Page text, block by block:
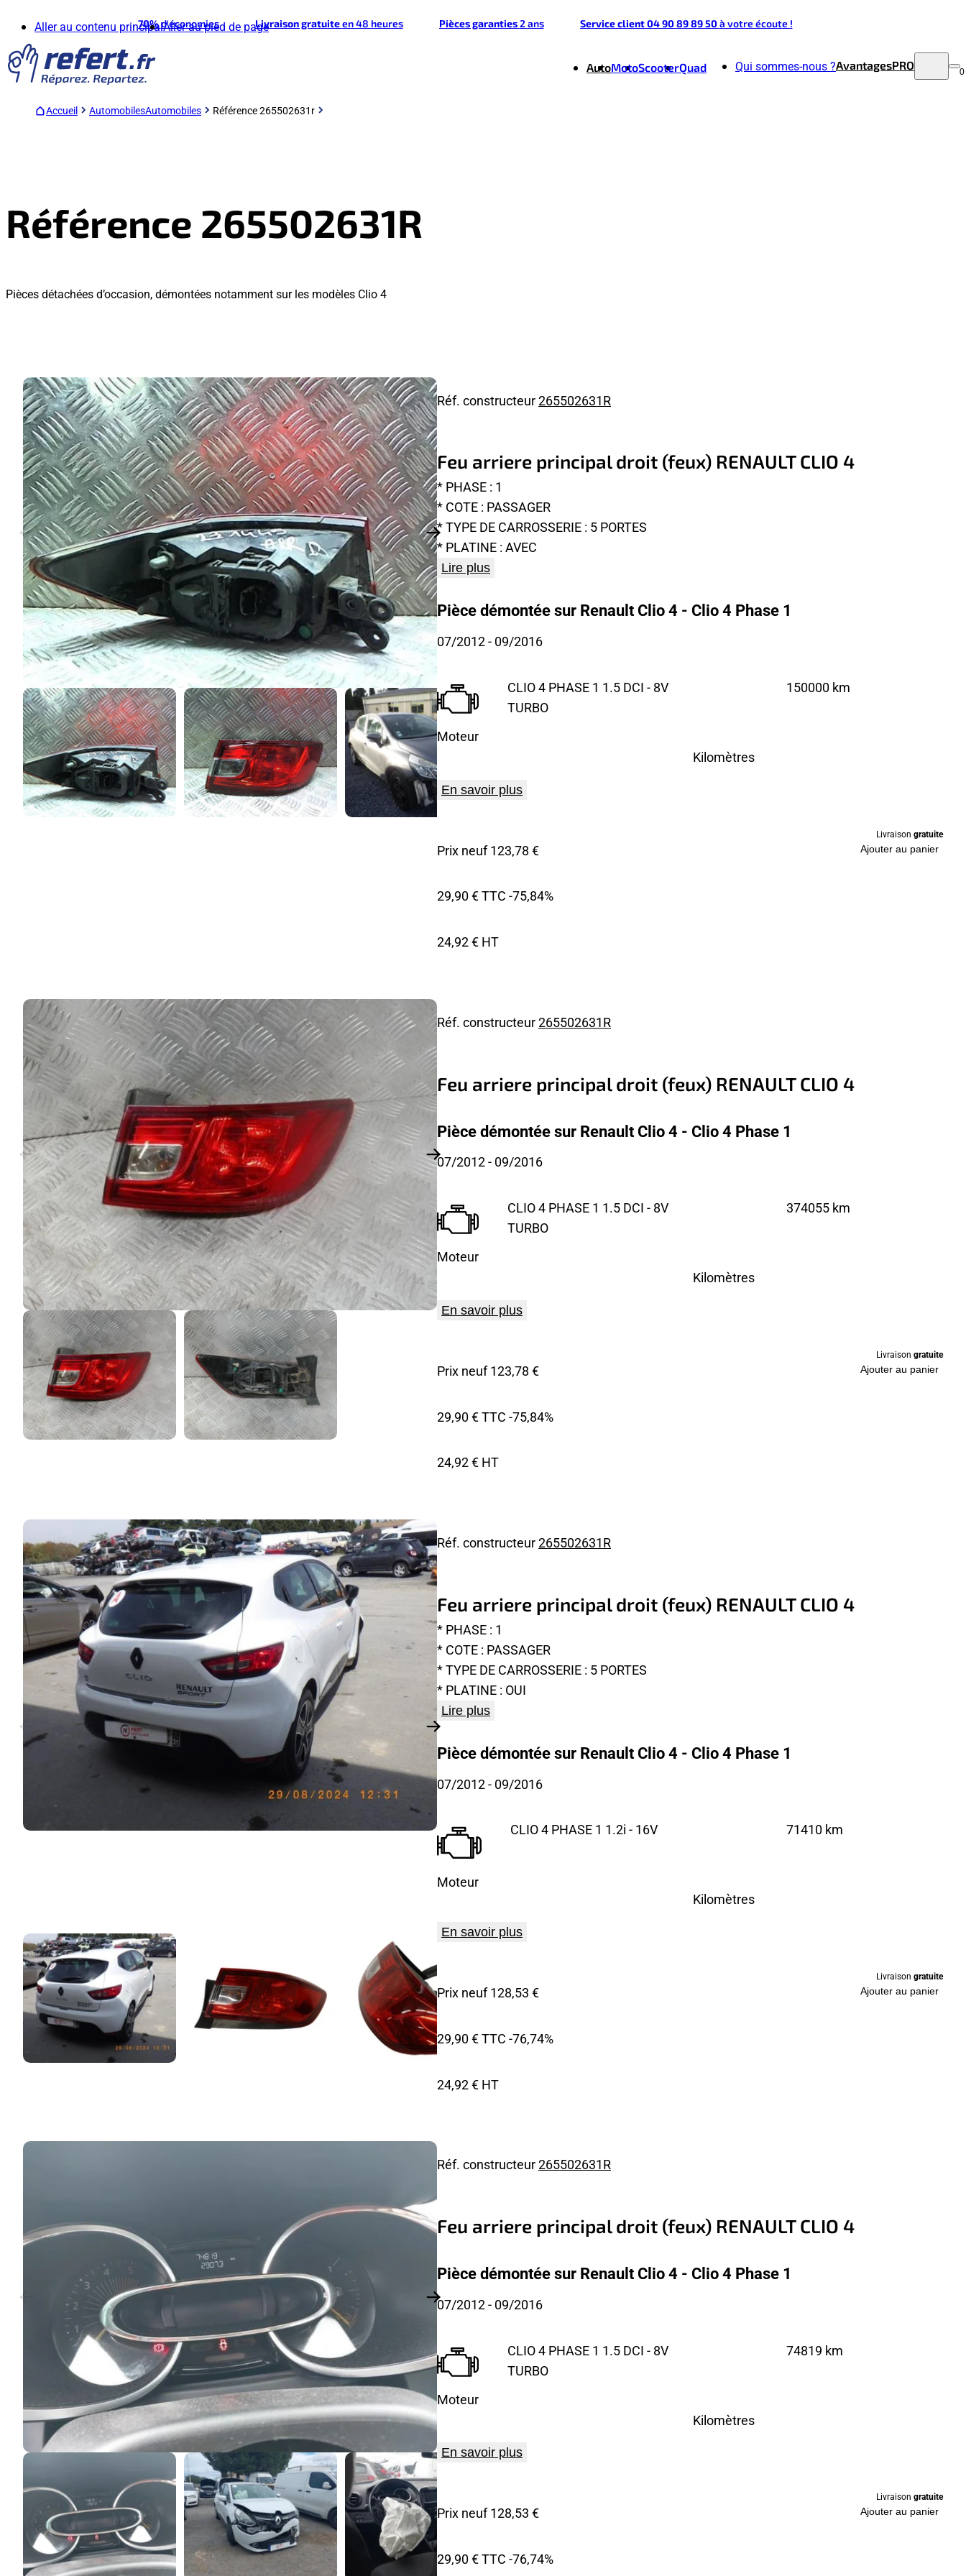
Aller au contenu principalAller au pied de page
70%d'économies Livraison gratuiteen 48 heures Pièces garanties2 ans Service client 04 90 89 89 50à votre écoute !
AutoMotoScooterQuad Qui sommes-nous ?AvantagesPRO 0
Accueil AutomobilesAutomobiles Référence 265502631r
Référence 265502631R
Pièces détachées d’occasion, démontées notamment sur les modèles Clio 4
Réf. constructeur265502631R
Feu arriere principal droit (feux) RENAULT CLIO 4
* PHASE : 1
* COTE : PASSAGER
* TYPE DE CARROSSERIE : 5 PORTES
* PLATINE : AVEC
Lire plus
Pièce démontée sur Renault Clio 4 - Clio 4 Phase 1
07/2012- 09/2016
Moteur
CLIO 4 PHASE 1 1.5 DCI - 8V
TURBO
Kilomètres
150000 km
En savoir plus
Prix neuf 123,78 €
29,90 € TTC -75,84%
24,92 € HT
Livraison gratuite
Ajouter au panier
Réf. constructeur265502631R
Feu arriere principal droit (feux) RENAULT CLIO 4
Pièce démontée sur Renault Clio 4 - Clio 4 Phase 1
07/2012- 09/2016
Moteur
CLIO 4 PHASE 1 1.5 DCI - 8V
TURBO
Kilomètres
374055 km
En savoir plus
Prix neuf 123,78 €
29,90 € TTC -75,84%
24,92 € HT
Livraison gratuite
Ajouter au panier
Réf. constructeur265502631R
Feu arriere principal droit (feux) RENAULT CLIO 4
* PHASE : 1
* COTE : PASSAGER
* TYPE DE CARROSSERIE : 5 PORTES
* PLATINE : OUI
Lire plus
Pièce démontée sur Renault Clio 4 - Clio 4 Phase 1
07/2012- 09/2016
Moteur
CLIO 4 PHASE 1 1.2i - 16V
Kilomètres
71410 km
En savoir plus
Prix neuf 128,53 €
29,90 € TTC -76,74%
24,92 € HT
Livraison gratuite
Ajouter au panier
Réf. constructeur265502631R
Feu arriere principal droit (feux) RENAULT CLIO 4
Pièce démontée sur Renault Clio 4 - Clio 4 Phase 1
07/2012- 09/2016
Moteur
CLIO 4 PHASE 1 1.5 DCI - 8V
TURBO
Kilomètres
74819 km
En savoir plus
Prix neuf 128,53 €
29,90 € TTC -76,74%
Livraison gratuite
Ajouter au panier